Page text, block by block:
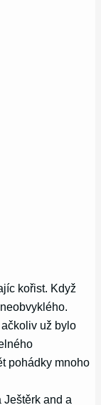
kořist. Když
už bylo
pohádky mnoho
Ještěrk and a